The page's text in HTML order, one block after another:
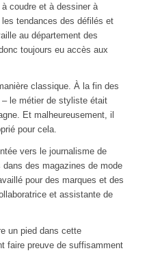
coudre et à dessiner à
les tendances des défilés et
au département des
toujours eu accès aux
classique. À la fin des
– le métier de styliste était
Et malheureusement, il
pour cela.
vers le journalisme de
des magazines de mode
pour des marques et des
et assistante de
un pied dans cette
faire preuve de suffisamment